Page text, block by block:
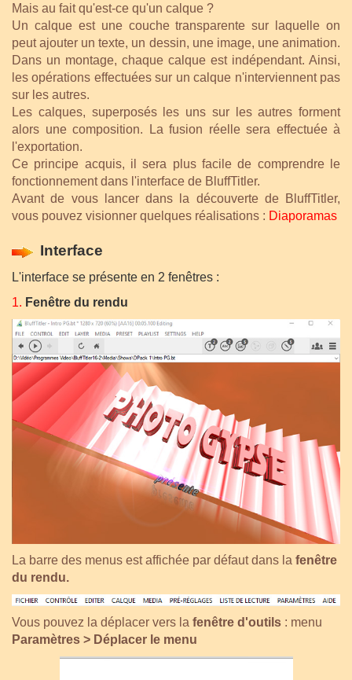
Mais au fait qu'est-ce qu'un calque ?
Un calque est une couche transparente sur laquelle on
peut ajouter un texte, un dessin, une image, une animation.
Dans un montage, chaque calque est indépendant. Ainsi,
les opérations effectuées sur un calque n'interviennent pas
sur les autres.
Les calques, superposés les uns sur les autres forment
alors une composition. La fusion réelle sera effectuée à
l'exportation.
Ce principe acquis, il sera plus facile de comprendre le
fonctionnement dans l'interface de BluffTitler.
Avant de vous lancer dans la découverte de BluffTitler,
vous pouvez visionner quelques réalisations : Diaporamas
Interface
L'interface se présente en 2 fenêtres :
1. Fenêtre du rendu
La barre des menus est affichée par défaut dans la fenêtre
du rendu.
Vous pouvez la déplacer vers la fenêtre d'outils : menu
Paramètres > Déplacer le menu